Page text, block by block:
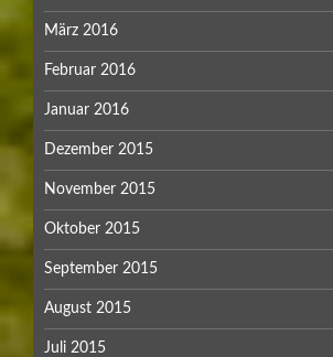
März 2016
Februar 2016
Januar 2016
Dezember 2015
November 2015
Oktober 2015
September 2015
August 2015
Juli 2015